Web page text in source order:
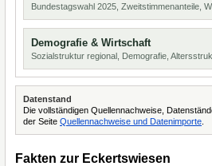
Bundestagswahl 2025, Zweitstimmenanteile,
Demografie & Wirtschaft
Sozialstruktur regional, Demografie,
Datenstand
Die vollständigen Quellennachweise,
der Seite Quellennachweise und Datenimporte
Fakten zur Eckertswiesen